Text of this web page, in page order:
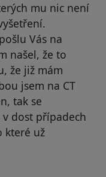
mu nic není
Vás na
našel, že to
že již mám
jsem na CT
tak se
dost případech
které už
byl odstraněn